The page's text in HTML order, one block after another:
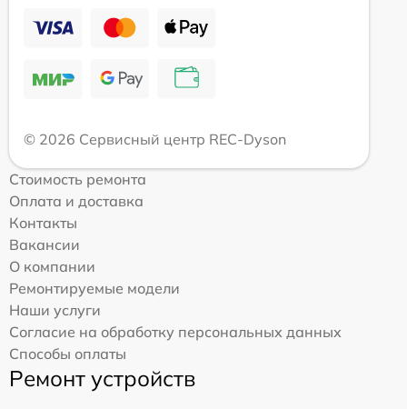
© 2026 Сервисный центр REC-Dyson
Стоимость ремонта
Оплата и доставка
Контакты
Вакансии
О компании
Ремонтируемые модели
Наши услуги
Согласие на обработку персональных данных
Способы оплаты
Ремонт устройств